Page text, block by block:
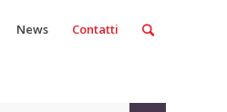
News Contatti